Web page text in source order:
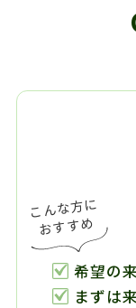
希望の
まずは